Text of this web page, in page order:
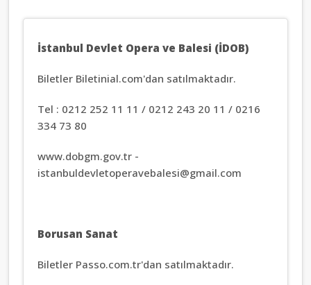
İstanbul Devlet Opera ve Balesi (İDOB)
Biletler Biletinial.com'dan satılmaktadır.
Tel : 0212 252 11 11 / 0212 243 20 11 / 0216
334 73 80
www.dobgm.gov.tr -
istanbuldevletoperavebalesi@gmail.com
Borusan Sanat
Biletler Passo.com.tr'dan satılmaktadır.